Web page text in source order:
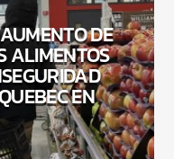
DE
ALIMENTOS
EN